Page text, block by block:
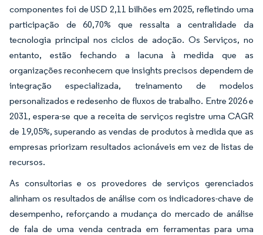
componentes foi de USD 2,11 bilhões em 2025, refletindo uma
participação de 60,70% que ressalta a centralidade da
tecnologia principal nos ciclos de adoção. Os Serviços, no
entanto, estão fechando a lacuna à medida que as
organizações reconhecem que insights precisos dependem de
integração especializada, treinamento de modelos
personalizados e redesenho de fluxos de trabalho. Entre 2026 e
2031, espera-se que a receita de serviços registre uma CAGR
de 19,05%, superando as vendas de produtos à medida que as
empresas priorizam resultados acionáveis em vez de listas de
recursos.
As consultorias e os provedores de serviços gerenciados
alinham os resultados de análise com os indicadores-chave de
desempenho, reforçando a mudança do mercado de análise
de fala de uma venda centrada em ferramentas para uma